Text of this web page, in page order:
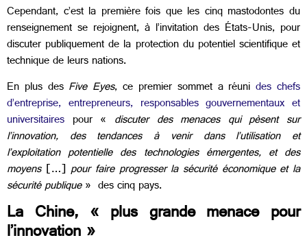
Cependant, c’est la première fois que les cinq mastodontes du
renseignement se rejoignent, à l’invitation des États-Unis, pour
discuter publiquement de la protection du potentiel scientifique et
technique de leurs nations.
En plus des Five Eyes, ce premier sommet a réunides chefs
d’entreprise, entrepreneurs, responsables gouvernementaux et
universitaires pour « discuter des menaces qui pèsent sur
l’innovation, des tendances à venir dans l’utilisation et
l’exploitation potentielle des technologies émergentes, et des
moyens[…]pour faire progresser la sécurité économique et la
sécurité publique» des cinq pays.
La Chine, « plus grande menace pour
l’innovation »